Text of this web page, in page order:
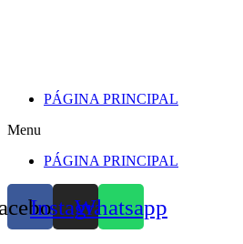
PÁGINA PRINCIPAL
Menu
PÁGINA PRINCIPAL
InstagramWhatsapp